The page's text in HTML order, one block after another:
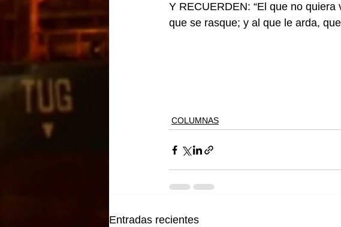
Y RECUERDEN: “El que no
que se rasque; y al que le arda,
COLUMNAS
Entradas recientes